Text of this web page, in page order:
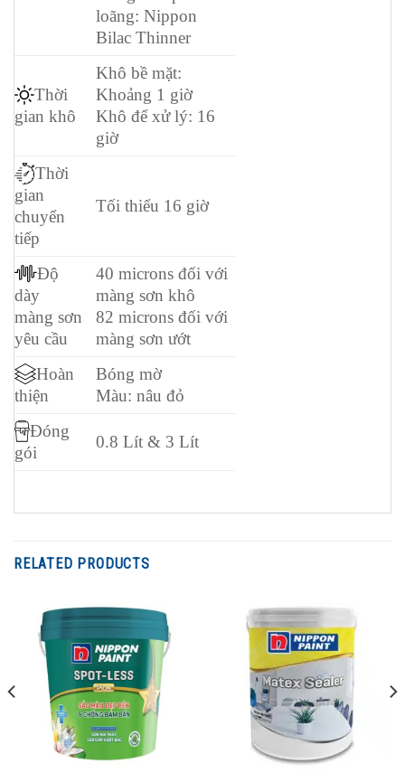
loãng: Nippon
Bilac Thinner
Thời
gian khô
Khô bề mặt:
Khoảng 1 giờ
Khô để xử lý: 16
giờ
Thời
gian
chuyển
tiếp
Tối thiểu 16 giờ
Độ
dày
màng sơn
yêu cầu
40 microns đối với
màng sơn khô
82 microns đối với
màng sơn ướt
Hoàn
thiện
Bóng mờ
Màu: nâu đỏ
Đóng
gói
0.8 Lít & 3 Lít
RELATED PRODUCTS